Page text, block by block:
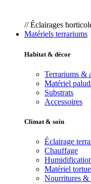
// Éclairages
Matériels terrariums
Habitat & décor
Terrariums &
Matériel
Substrats
Accessoires
Climat & soin
Éclairage
Chauffage
Matériel
Nourritures &